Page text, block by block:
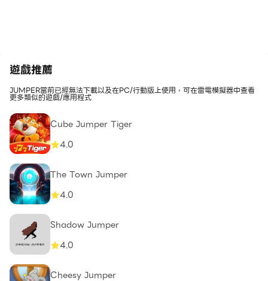
遊戲推薦
JUMPER當前已經無法下載以及在PC/行動版上使用，可在雷電模擬器中查看
更多類似的遊戲/應用程式
Cube Jumper Tiger
4.0
The Town Jumper
4.0
Shadow Jumper
4.0
Cheesy Jumper